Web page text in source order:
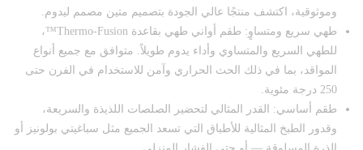
وموثوقية، اكتشف منتجًا عالي الجودة بتصميم متين مصمم ليدوم.
طهي سريع ومتساوٍ: طقم أواني طهي بقاعدة Thermo-Fusion™،
للطهي السريع والمتساوي وأداء يدوم طويلاً. متوافق مع جميع أنواع
المواقد، بما في ذلك الحث الحراري وآمن للاستخدام في الفرن حتى
250 درجة مئوية.
طقم أساسي: القدر المثالي لتحضير الصلصات اللذيذة والسريعة،
وقدور الطبخ المثالية للأطباق التي تسعد الجميع مثل سباغيتي بولونيز أو